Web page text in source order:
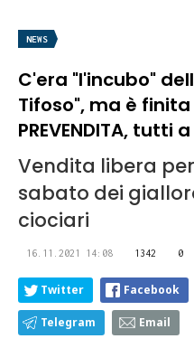
NEWS
C'era "l'incubo"
Tifoso", ma è finita
PREVENDITA, tutti
Vendita libera
sabato dei
ciociari
16.11.2021 14:08 1342 0
Twitter Facebook
Telegram Email